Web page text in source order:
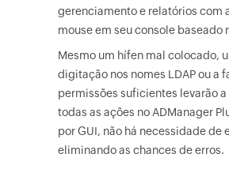
gerenciamento e relatórios com
mouse em seu console baseado
Mesmo um hífen mal colocado,
digitação nos nomes LDAP ou a
permissões suficientes levarão a
todas as ações no ADManager
por GUI, não há necessidade de
eliminando as chances de erros.